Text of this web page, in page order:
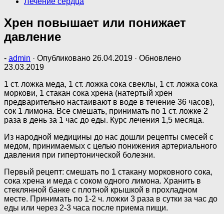
Хрен повышает или понижает
давление
- admin · Опубликовано 26.04.2019 · Обновлено
23.03.2019
1 ст. ложка меда, 1 ст. ложка сока свеклы, 1 ст. ложка сока
моркови, 1 стакан сока хрена (натертый хрен
предварительно настаивают в воде в течение 36 часов),
сок 1 лимона. Все смешать, принимать по 1 ст. ложке 2
раза в день за 1 час до еды. Курс лечения 1,5 месяца.
Из народной медицины до нас дошли рецепты смесей с
медом, принимаемых с целью понижения артериального
давления при гипертонической болезни.
Первый рецепт: смешать по 1 стакану морковного сока,
сока хрена и меда с соком одного лимона. Хранить в
стеклянной банке с плотной крышкой в прохладном
месте. Принимать по 1-2 ч. ложки 3 раза в сутки за час до
еды или через 2-3 часа после приема пищи.